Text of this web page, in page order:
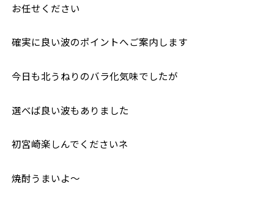
お任せください
確実に良い波のポイントへご案内します
今日も北うねりのバラ化気味でしたが
選べば良い波もありました
初宮崎楽しんでくださいネ
焼酎うまいよ〜